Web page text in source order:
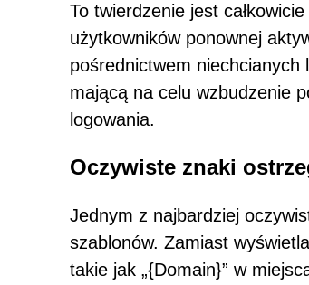
To twierdzenie jest
użytkowników ponownej
pośrednictwem
mającą na celu wzbudzenie
logowania.
Oczywiste znaki
Jednym z najbardziej
szablonów. Zamiast
takie jak „{Domain}” w